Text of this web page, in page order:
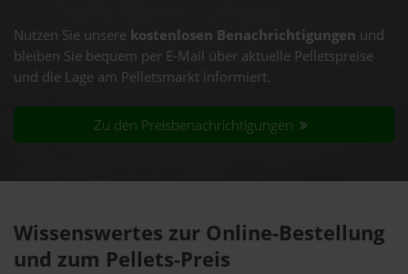
Nutzen Sie unsere kostenlosen Benachrichtigungen und
bleiben Sie bequem per E-Mail über aktuelle Pelletspreise
und die Lage am Pelletsmarkt informiert.
Zu den Preisbenachrichtigungen
Wissenswertes zur Online-Bestellung
und zum Pellets-Preis